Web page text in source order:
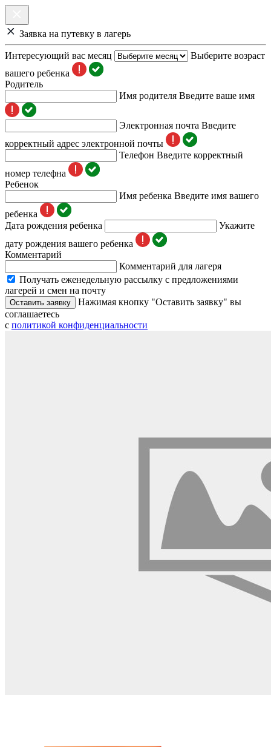
Заявка на путевку в лагерь
Интересующий вас месяц
Выберите возраст
вашего ребенка
Родитель
Имя родителя Введите ваше имя
Электронная почта Введите
корректный адрес электронной почты
Телефон Введите корректный
номер телефна
Ребенок
Имя ребенка Введите имя вашего
ребенка
Дата рождения ребенка
Укажите
дату рождения вашего ребенка
Комментарий
Комментарий для лагеря
Получать еженедельную рассылку с предложениями
лагерей и смен на почту
Оставить заявку
Нажимая кнопку "Оставить заявку" вы
соглашаетесь
с политикой конфиденциальности